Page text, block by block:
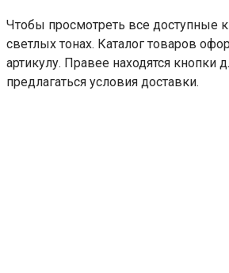
Чтобы просмотреть все доступные
светлых тонах. Каталог товаров
артикулу. Правее находятся кнопки
предлагаться условия доставки.